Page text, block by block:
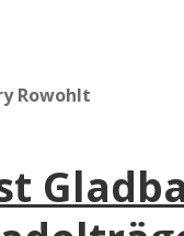
Rowohlt